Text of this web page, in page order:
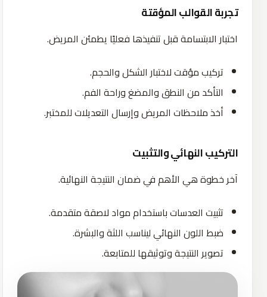
تجربة القوالب المؤقتة
اختبار الابتسامة قبل تنفيذها فعليًا يطمئن المريض.
تركيب مؤقت لاختبار الشكل والحجم.
التأكد من النطق والمضغ وراحة الفم.
أخذ ملاحظات المريض وإرسال التعديلات للمختبر.
التركيب النهائي والتثبيت
آخر خطوة هي الأهم في ضمان النتيجة النهائية.
تثبيت العدسات باستخدام مواد لاصقة متقدمة.
ضبط اللون النهائي ليناسب اللثة والبشرة.
تصوير النتيجة وتوثيقها للمتابعة.